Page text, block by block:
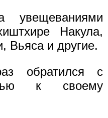
увещеваниями
Накула,
Вьяса и другие.
обратился с
к своему